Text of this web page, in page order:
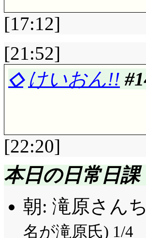
己の確信犯
道。「復讐を
復讐を生み,
中に生き, 過
だと知る。人
ら聞かされ
もそう上手く
せるほどの恐
くなるってい
ムアップ的に
頭から落ちま
落ち方して,
ヒナタとナ
に取り囲まれ
コられてのび
い。忌避され
ないこと』に
ね。10年来の
這い蹲って
天道が黙って
の希求ではな
神羅天征に
たすら見せ
撃を繰り広げ
込んでいない
た相手の意思
思に一部影響
っているよう
天道が移動
ょうか? 繰り
評価
陸奥・死霊
ねbyナチョス
侵食されたの
んな失敗はあ
げ……あんた
私の肌に触っ
[17:12]
[21:52]
◇ けいおん!!
評価
律視点での
と思ったら,
[22:20]
本日の日常日課
朝: 滝原さん
名が滝原氏) 1/4